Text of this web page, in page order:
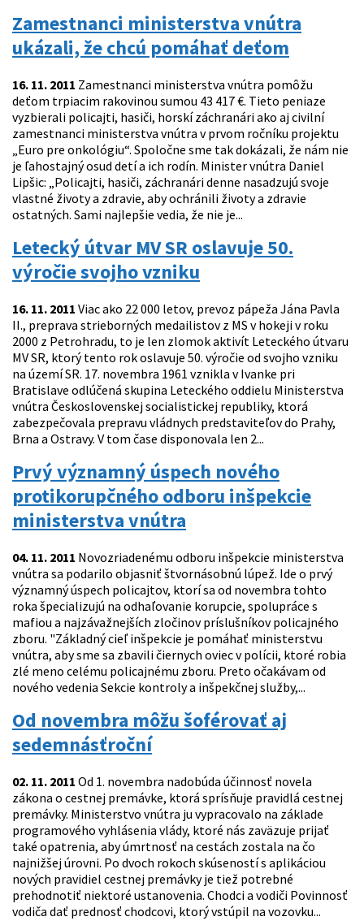
Zamestnanci ministerstva vnútra
ukázali, že chcú pomáhať deťom
16. 11. 2011 Zamestnanci ministerstva vnútra pomôžu
deťom trpiacim rakovinou sumou 43 417 €. Tieto peniaze
vyzbierali policajti, hasiči, horskí záchranári ako aj civilní
zamestnanci ministerstva vnútra v prvom ročníku projektu
„Euro pre onkológiu“. Spoločne sme tak dokázali, že nám nie
je ľahostajný osud detí a ich rodín. Minister vnútra Daniel
Lipšic: „Policajti, hasiči, záchranári denne nasadzujú svoje
vlastné životy a zdravie, aby ochránili životy a zdravie
ostatných. Sami najlepšie vedia, že nie je...
Letecký útvar MV SR oslavuje 50.
výročie svojho vzniku
16. 11. 2011 Viac ako 22 000 letov, prevoz pápeža Jána Pavla
II., preprava strieborných medailistov z MS v hokeji v roku
2000 z Petrohradu, to je len zlomok aktivít Leteckého útvaru
MV SR, ktorý tento rok oslavuje 50. výročie od svojho vzniku
na území SR. 17. novembra 1961 vznikla v Ivanke pri
Bratislave odlúčená skupina Leteckého oddielu Ministerstva
vnútra Československej socialistickej republiky, ktorá
zabezpečovala prepravu vládnych predstaviteľov do Prahy,
Brna a Ostravy. V tom čase disponovala len 2...
Prvý významný úspech nového
protikorupčného odboru inšpekcie
ministerstva vnútra
04. 11. 2011 Novozriadenému odboru inšpekcie ministerstva
vnútra sa podarilo objasniť štvornásobnú lúpež. Ide o prvý
významný úspech policajtov, ktorí sa od novembra tohto
roka špecializujú na odhaľovanie korupcie, spolupráce s
mafiou a najzávažnejších zločinov príslušníkov policajného
zboru. "Základný cieľ inšpekcie je pomáhať ministerstvu
vnútra, aby sme sa zbavili čiernych oviec v polícii, ktoré robia
zlé meno celému policajnému zboru. Preto očakávam od
nového vedenia Sekcie kontroly a inšpekčnej služby,...
Od novembra môžu šoférovať aj
sedemnásťroční
02. 11. 2011 Od 1. novembra nadobúda účinnosť novela
zákona o cestnej premávke, ktorá sprísňuje pravidlá cestnej
premávky. Ministerstvo vnútra ju vypracovalo na základe
programového vyhlásenia vlády, ktoré nás zaväzuje prijať
také opatrenia, aby úmrtnosť na cestách zostala na čo
najnižšej úrovni. Po dvoch rokoch skúseností s aplikáciou
nových pravidiel cestnej premávky je tiež potrebné
prehodnotiť niektoré ustanovenia. Chodci a vodiči Povinnosť
vodiča dať prednosť chodcovi, ktorý vstúpil na vozovku...